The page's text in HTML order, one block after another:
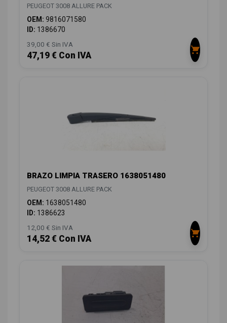
PEUGEOT 3008 ALLURE PACK
OEM: 9816071580
ID: 1386670
39,00 € Sin IVA
47,19 € Con IVA
BRAZO LIMPIA TRASERO 1638051480
PEUGEOT 3008 ALLURE PACK
OEM: 1638051480
ID: 1386623
12,00 € Sin IVA
14,52 € Con IVA